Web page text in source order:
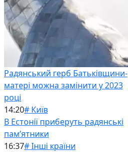
Радянський герб Батьківщини-
матері можна замінити у 2023
році
14:20# Київ
В Естонії приберуть радянські
памʼятники
16:37# Інші країни